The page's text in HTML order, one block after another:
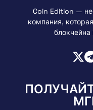
Coin Edition —
компания,
блокчейна